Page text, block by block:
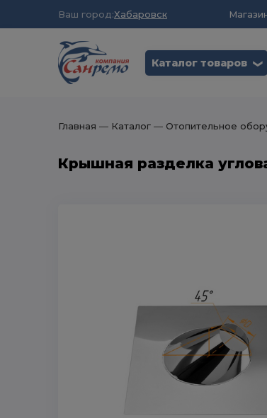
Ваш город:Хабаровск
Каталог товаров ❮
Главная ― Каталог ― Отопительное
Крышная разделка